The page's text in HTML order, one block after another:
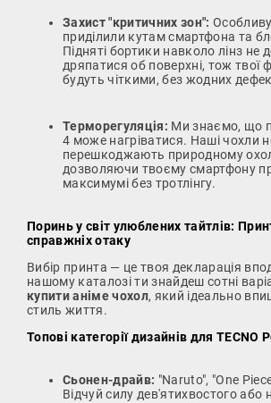
Захист "критичних зон":
приділили кутам смартфона та
Підняті бортики навколо лінз не
дряпатися об поверхні, тож твої
будуть чіткими, без жодних
Терморегуляція: Ми знаємо, що
4 може нагріватися. Наші чохли
перешкоджають природному
дозволяючи твоєму смартфону
максимумі без тротлінгу.
Поринь у світ улюблених тайтлів:
справжніх отаку
Вибір принта — це твоя декларація
нашому каталозі ти знайдеш сотні
купити аніме чохол, який ідеально
стиль життя.
Топові категорії дизайнів для TECNO
Сьонен-драйв: "Naruto", "One
Відчуй силу дев'ятихвостого